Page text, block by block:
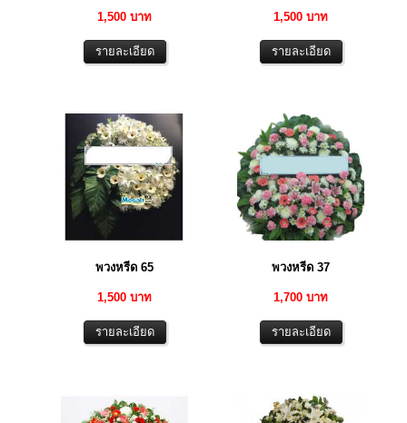
1,500 บาท 1,500 บาท
พวงหรีด 65
1,500 บาท
พวงหรีด 37
1,700 บาท